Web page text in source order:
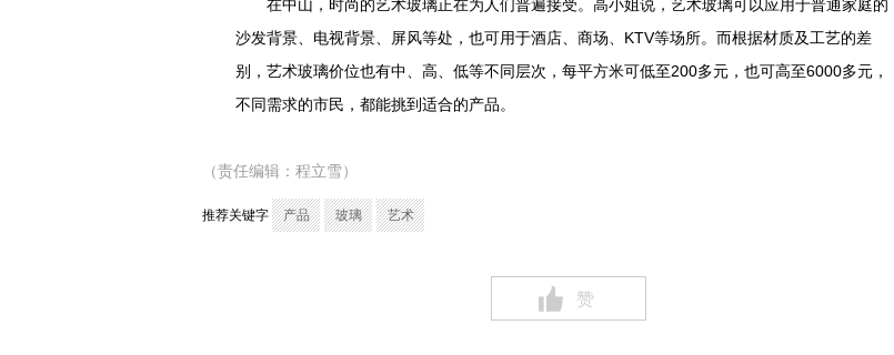
在中山，时尚的艺术玻璃正在为人们普遍接受。高小姐说，艺术玻璃可以应用于普通家庭的
沙发背景、电视背景、屏风等处，也可用于酒店、商场、KTV等场所。而根据材质及工艺的差
别，艺术玻璃价位也有中、高、低等不同层次，每平方米可低至200多元，也可高至6000多元，
不同需求的市民，都能挑到适合的产品。
（责任编辑：程立雪）
推荐关键字 产品 玻璃 艺术
赞